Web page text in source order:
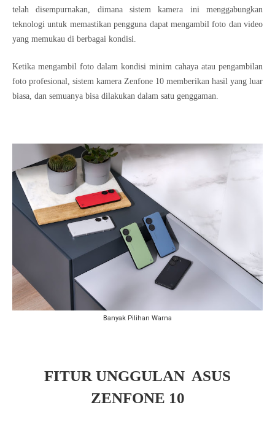
telah disempurnakan, dimana sistem kamera ini menggabungkan
teknologi untuk memastikan pengguna dapat mengambil foto dan video
yang memukau di berbagai kondisi.
Ketika mengambil foto dalam kondisi minim cahaya atau pengambilan
foto profesional, sistem kamera Zenfone 10 memberikan hasil yang luar
biasa, dan semuanya bisa dilakukan dalam satu genggaman.
Banyak Pilihan Warna
FITUR UNGGULAN ASUS
ZENFONE 10